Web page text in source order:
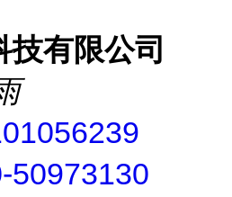
有限公司
50973130